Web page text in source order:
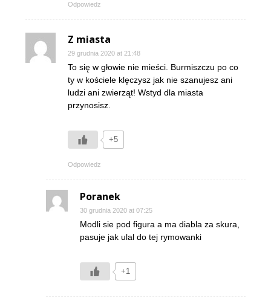
Odpowiedz
Z miasta
29 grudnia 2020 at 21:48
To się w głowie nie mieści. Burmiszczu po co
ty w kościele klęczysz jak nie szanujesz ani
ludzi ani zwierząt! Wstyd dla miasta
przynosisz.
+5
Odpowiedz
Poranek
30 grudnia 2020 at 07:25
Modli sie pod figura a ma diabla za skura,
pasuje jak ulal do tej rymowanki
+1